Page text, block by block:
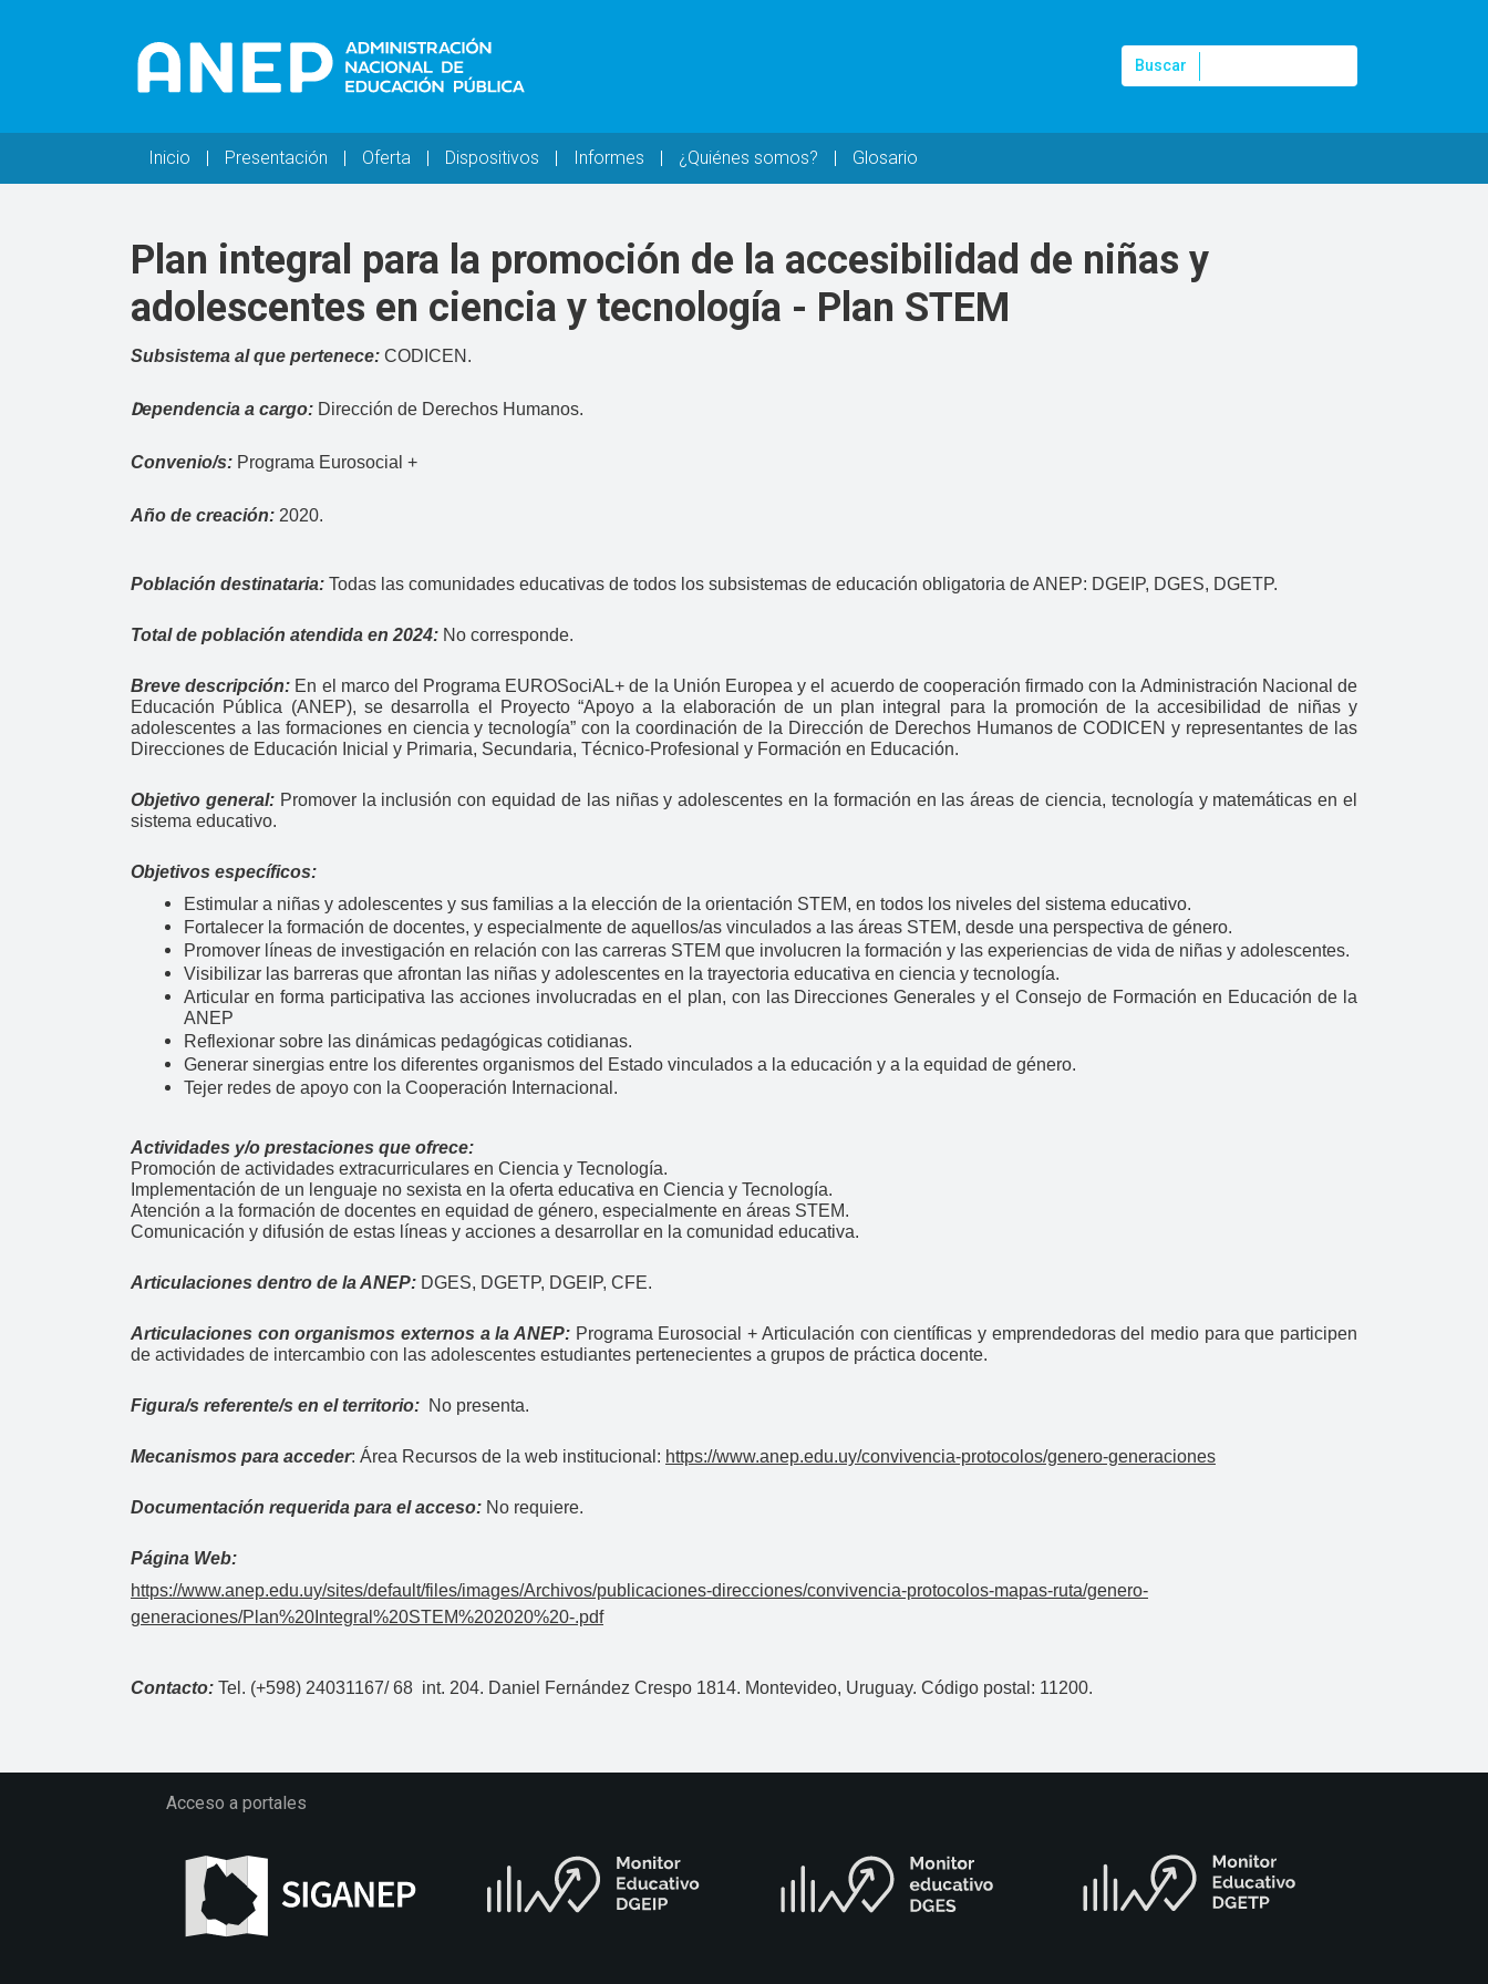
Buscar
Buscar
Navegación principal
Inicio Presentación Oferta Dispositivos Informes ¿Quiénes somos? Glosario
Plan integral para la promoción de la accesibilidad de niñas y
adolescentes en ciencia y tecnología - Plan STEM
Subsistema al que pertenece: CODICEN.
Dependencia a cargo: Dirección de Derechos Humanos.
Convenio/s: Programa Eurosocial +
Año de creación: 2020.
Población destinataria: Todas las comunidades educativas de todos los subsistemas de educación obligatoria de ANEP: DGEIP, DGES, DGETP.
Total de población atendida en 2024: No corresponde.
Breve descripción: En el marco del Programa EUROSociAL+ de la Unión Europea y el acuerdo de cooperación firmado con la Administración Nacional de
Educación Pública (ANEP), se desarrolla el Proyecto “Apoyo a la elaboración de un plan integral para la promoción de la accesibilidad de niñas y
adolescentes a las formaciones en ciencia y tecnología” con la coordinación de la Dirección de Derechos Humanos de CODICEN y representantes de las
Direcciones de Educación Inicial y Primaria, Secundaria, Técnico-Profesional y Formación en Educación.
Objetivo general: Promover la inclusión con equidad de las niñas y adolescentes en la formación en las áreas de ciencia, tecnología y matemáticas en el
sistema educativo.
Objetivos específicos:
Estimular a niñas y adolescentes y sus familias a la elección de la orientación STEM, en todos los niveles del sistema educativo.
Fortalecer la formación de docentes, y especialmente de aquellos/as vinculados a las áreas STEM, desde una perspectiva de género.
Promover líneas de investigación en relación con las carreras STEM que involucren la formación y las experiencias de vida de niñas y adolescentes.
Visibilizar las barreras que afrontan las niñas y adolescentes en la trayectoria educativa en ciencia y tecnología.
Articular en forma participativa las acciones involucradas en el plan, con las Direcciones Generales y el Consejo de Formación en Educación de la
ANEP
Reflexionar sobre las dinámicas pedagógicas cotidianas.
Generar sinergias entre los diferentes organismos del Estado vinculados a la educación y a la equidad de género.
Tejer redes de apoyo con la Cooperación Internacional.
Actividades y/o prestaciones que ofrece:
Promoción de actividades extracurriculares en Ciencia y Tecnología.
Implementación de un lenguaje no sexista en la oferta educativa en Ciencia y Tecnología.
Atención a la formación de docentes en equidad de género, especialmente en áreas STEM.
Comunicación y difusión de estas líneas y acciones a desarrollar en la comunidad educativa.
Articulaciones dentro de la ANEP: DGES, DGETP, DGEIP, CFE.
Articulaciones con organismos externos a la ANEP: Programa Eurosocial + Articulación con científicas y emprendedoras del medio para que participen
de actividades de intercambio con las adolescentes estudiantes pertenecientes a grupos de práctica docente.
Figura/s referente/s en el territorio: No presenta.
Mecanismos para acceder: Área Recursos de la web institucional: https://www.anep.edu.uy/convivencia-protocolos/genero-generaciones
Documentación requerida para el acceso: No requiere.
Página Web:
https://www.anep.edu.uy/sites/default/files/images/Archivos/publicaciones-direcciones/convivencia-protocolos-mapas-ruta/genero-
generaciones/Plan%20Integral%20STEM%202020%20-.pdf
Contacto: Tel. (+598) 24031167/ 68 int. 204. Daniel Fernández Crespo 1814. Montevideo, Uruguay. Código postal: 11200.
Acceso a portales